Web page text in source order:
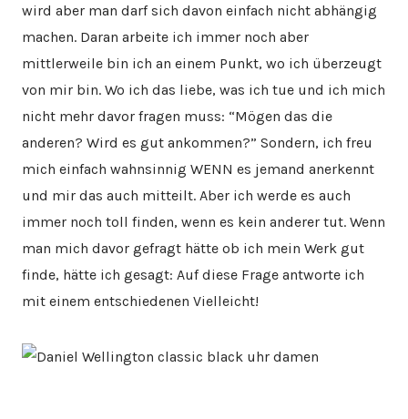
wird aber man darf sich davon einfach nicht abhängig
machen. Daran arbeite ich immer noch aber
mittlerweile bin ich an einem Punkt, wo ich überzeugt
von mir bin. Wo ich das liebe, was ich tue und ich mich
nicht mehr davor fragen muss: “Mögen das die
anderen? Wird es gut ankommen?” Sondern, ich freu
mich einfach wahnsinnig WENN es jemand anerkennt
und mir das auch mitteilt. Aber ich werde es auch
immer noch toll finden, wenn es kein anderer tut. Wenn
man mich davor gefragt hätte ob ich mein Werk gut
finde, hätte ich gesagt: Auf diese Frage antworte ich
mit einem entschiedenen Vielleicht!